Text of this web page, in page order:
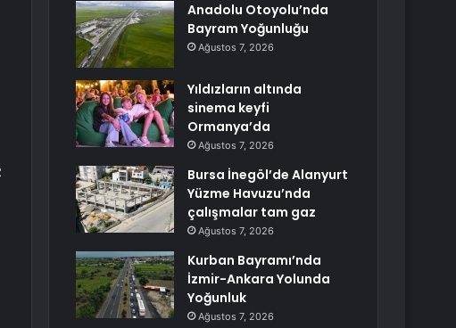
Anadolu Otoyolu’nda
Bayram Yoğunluğu
Ağustos 7, 2026
Yıldızların altında
sinema keyfi
Ormanya’da
Ağustos 7, 2026
Bursa İnegöl’de Alanyurt
Yüzme Havuzu’nda
çalışmalar tam gaz
Ağustos 7, 2026
Kurban Bayramı’nda
İzmir-Ankara Yolunda
Yoğunluk
Ağustos 7, 2026